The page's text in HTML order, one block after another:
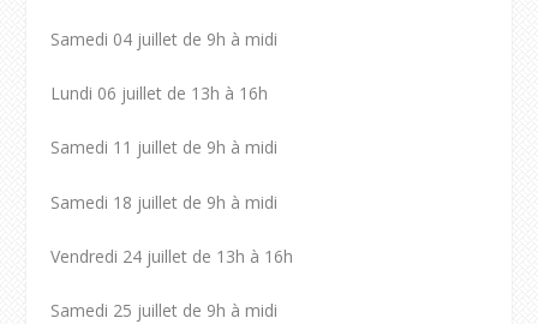
Samedi 04 juillet de 9h à midi
Lundi 06 juillet de 13h à 16h
Samedi 11 juillet de 9h à midi
Samedi 18 juillet de 9h à midi
Vendredi 24 juillet de 13h à 16h
Samedi 25 juillet de 9h à midi